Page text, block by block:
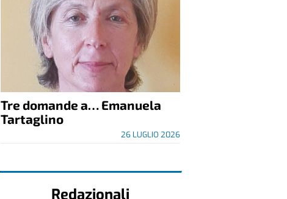
Tre domande a… Emanuela
Tartaglino
26 LUGLIO 2026